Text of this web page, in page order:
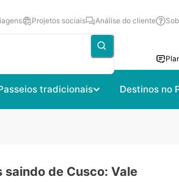
Projetos sociais Análise do cliente
tradicionais Destinos no
saindo de Cusco: Vale